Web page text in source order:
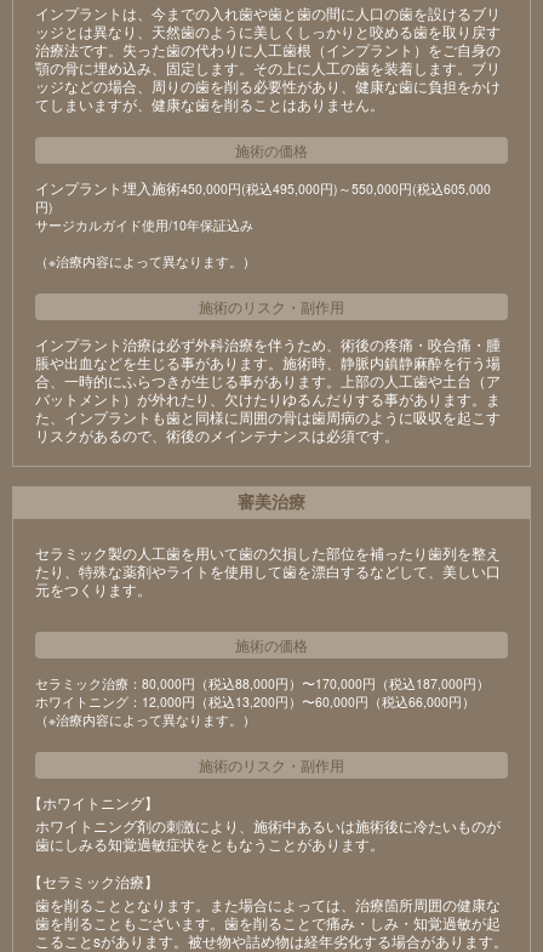
インプラントは、今までの入れ歯や歯と歯の間に人口の歯を設けるブリ
ッジとは異なり、天然歯のように美しくしっかりと咬める歯を取り戻す
治療法です。失った歯の代わりに人工歯根（インプラント）をご自身の
顎の骨に埋め込み、固定します。その上に人工の歯を装着します。ブリ
ッジなどの場合、周りの歯を削る必要性があり、健康な歯に負担をかけ
てしまいますが、健康な歯を削ることはありません。
施術の価格
インプラント埋入施術450,000円(税込495,000円)～550,000円(税込605,000
円)
サージカルガイド使用/10年保証込み
（※治療内容によって異なります。）
施術のリスク ・ 副作用
インプラント治療は必ず外科治療を伴うため、術後の疼痛・咬合痛・腫
脹や出血などを生じる事があります。施術時、静脈内鎮静麻酔を行う場
合、一時的にふらつきが生じる事があります。上部の人工歯や土台（ア
バットメント）が外れたり、欠けたりゆるんだりする事があります。ま
た、インプラントも歯と同様に周囲の骨は歯周病のように吸収を起こす
リスクがあるので、術後のメインテナンスは必須です。
審美治療
セラミック製の⼈⼯⻭を⽤いて⻭の⽋損した部位を補ったり⻭列を整え
たり、特殊な薬剤やライトを使⽤して⻭を漂⽩するなどして、美しい⼝
元をつくります。
施術の価格
セラミック治療：80,000円（税込88,000円）〜170,000円（税込187,000円）
ホワイトニング：12,000円（税込13,200円）〜60,000円（税込66,000円）
（※治療内容によって異なります。）
施術のリスク ・ 副作用
【ホワイトニング】
ホワイトニング剤の刺激により、施術中あるいは施術後に冷たいものが
⻭にしみる知覚過敏症状をともなうことがあります。
【セラミック治療】
⻭を削ることとなります。また場合によっては、治療箇所周囲の健康な
⻭を削ることもございます。⻭を削ることで痛み・しみ・知覚過敏が起
こることsがあります。被せ物や詰め物は経年劣化する場合があります。